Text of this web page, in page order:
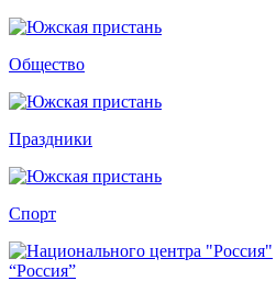
Общество
Праздники
Спорт
“Россия”